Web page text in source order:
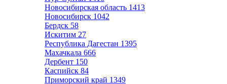
Новосибирская область 1413
Новосибирск 1042
Бердск 58
Искитим 27
Республика Дагестан 1395
Махачкала 666
Дербент 150
Каспийск 84
Приморский край 1349